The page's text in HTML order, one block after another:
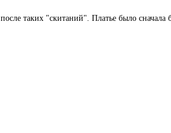
таких "скитаний". Платье было сначала